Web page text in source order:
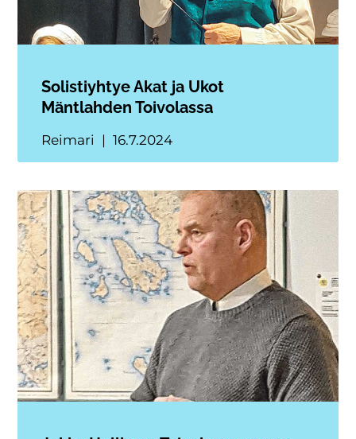
Solistiyhtye Akat ja Ukot
Mäntlahden Toivolassa
Reimari 16.7.2024